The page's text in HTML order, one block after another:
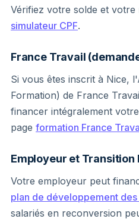
Vérifiez votre solde et
simulateur CPF.
France Travail
Si vous êtes inscrit à Nice,
Formation) de France
financer intégralement
page formation France
Employeur et Transition
Votre employeur peut
plan de développement
salariés en reconversion